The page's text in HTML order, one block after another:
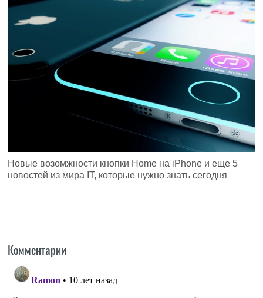
Новые возомжности кнопки Home на iPhone и еще 5
новостей из мира IT, которые нужно знать сегодня
Комментарии